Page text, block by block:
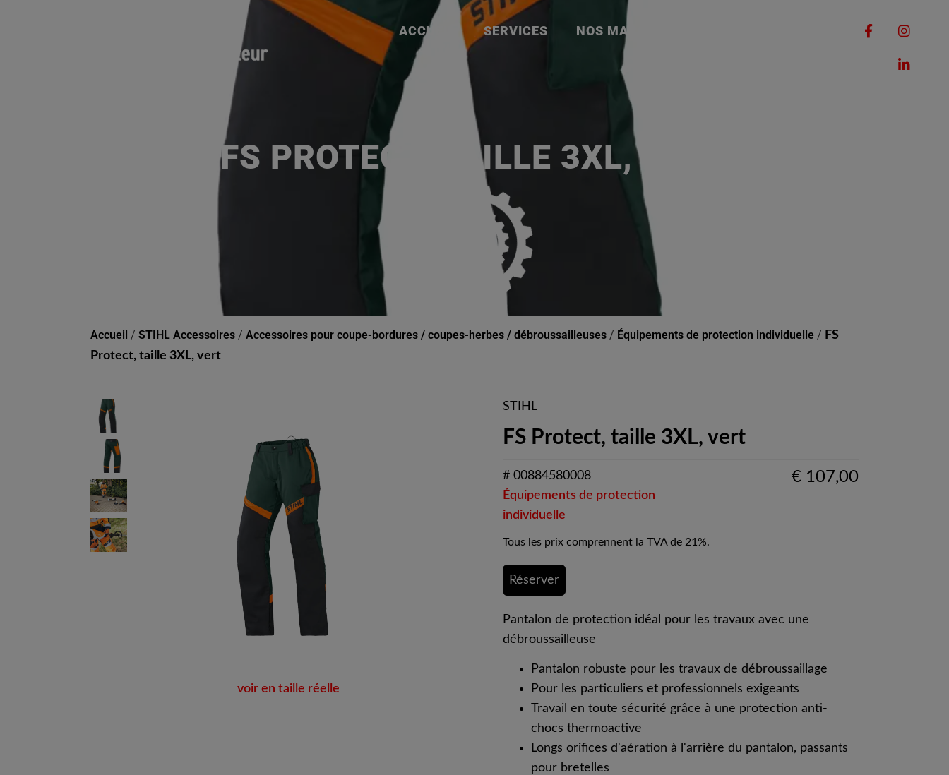
ACCUEIL SERVICES NOS MARQUES
PROMOTIONS
FS PROTECT, TAILLE 3XL, VERT
Accueil / STIHL Accessoires / Accessoires pour coupe-bordures / coupes-herbes / débroussailleuses / Équipements de protection individuelle / FS
Protect, taille 3XL, vert
voir en taille réelle
STIHL
FS Protect, taille 3XL, vert
# 00884580008
Équipements de protection
individuelle
€ 107,00
Tous les prix comprennent la TVA de 21%.
Réserver
Pantalon de protection idéal pour les travaux avec une
débroussailleuse
Pantalon robuste pour les travaux de débroussaillage
Pour les particuliers et professionnels exigeants
Travail en toute sécurité grâce à une protection anti-
chocs thermoactive
Longs orifices d'aération à l'arrière du pantalon, passants
pour bretelles